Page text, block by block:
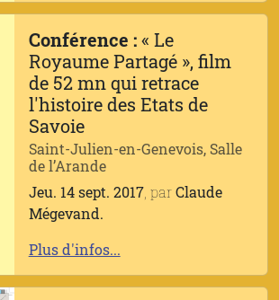
Conférence :« Le
Royaume Partagé », film
de 52 mn qui retrace
l'histoire des Etats de
Savoie
Saint-Julien-en-Genevois, Salle
de l’Arande
Jeu. 14 sept. 2017, parClaude
Mégevand.
Plus d'infos...